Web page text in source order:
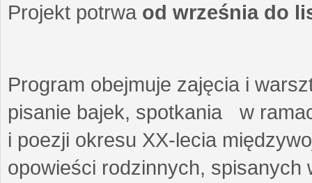
Projekt potrwa od września do
Program obejmuje zajęcia i
pisanie bajek, spotkania w
i poezji okresu XX-lecia
opowieści rodzinnych,